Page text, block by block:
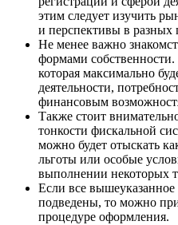
этим следует изучить
и перспективы в разных
Не менее важно
формами собственности.
которая максимально
деятельности,
финансовым
Также стоит
тонкости фискальной
можно будет отыскать
льготы или особые
выполнении некоторых
Если все
подведены, то можно
процедуре оформления.